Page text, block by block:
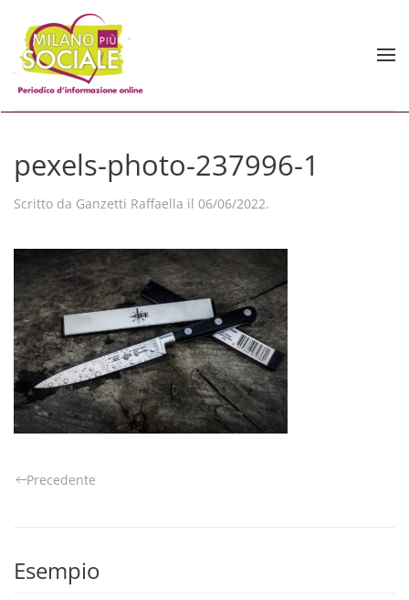
Skip to main content
pexels-photo-237996-1
Scritto da Ganzetti Raffaella il 06/06/2022.
Precedente
Esempio